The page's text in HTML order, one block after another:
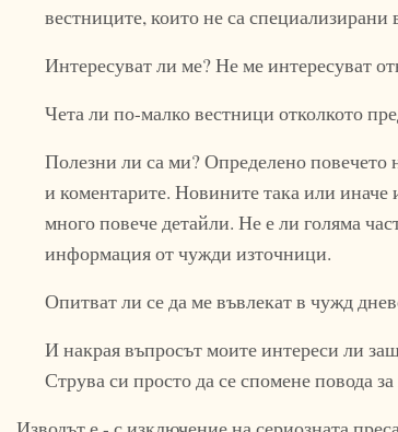
вестниците, които не са
Интересуват ли ме? Не ме интересуват
Чета ли по-малко вестници отколкото
Полезни ли са ми? Определено повечето
и коментарите. Новините така или иначе
много повече детайли. Не е ли голяма
информация от чужди източници.
Опитват ли се да ме въвлекат в чужд
И накрая въпросът моите интереси ли
Струва си просто да се спомене повода